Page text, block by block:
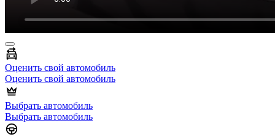
Оценить свой автомобиль
Оценить свой автомобиль
Выбрать автомобиль
Выбрать автомобиль